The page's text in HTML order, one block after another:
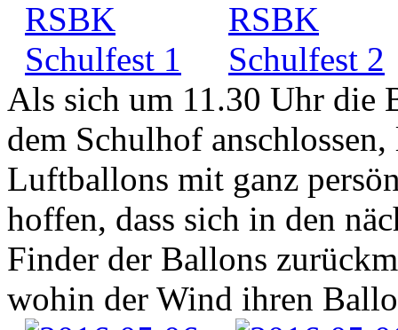
Als sich um 11.30 Uhr die
dem Schulhof
Luftballons mit ganz
hoffen, dass sich in den
Finder der Ballons
wohin der Wind ihren